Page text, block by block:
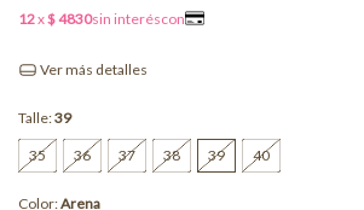
Ver más detalles
Talle:39
35 36 37 38 39 40
Color:Arena